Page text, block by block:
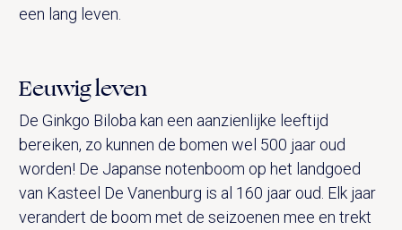
een lang leven.
Eeuwig leven
De Ginkgo Biloba kan een aanzienlijke leeftijd
bereiken, zo kunnen de bomen wel 500 jaar oud
worden! De Japanse notenboom op het landgoed
van Kasteel De Vanenburg is al 160 jaar oud. Elk jaar
verandert de boom met de seizoenen mee en trekt